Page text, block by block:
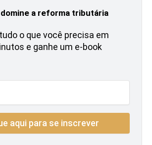
a reforma tributária
o que você precisa em
e ganhe um e-book